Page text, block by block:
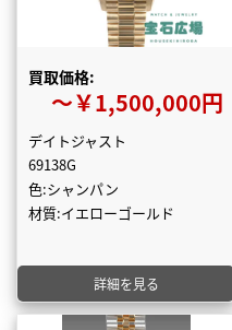
買取価格:
〜￥1,500,000円
デイトジャスト
69138G
色:シャンパン
材質:イエローゴールド
詳細を見る